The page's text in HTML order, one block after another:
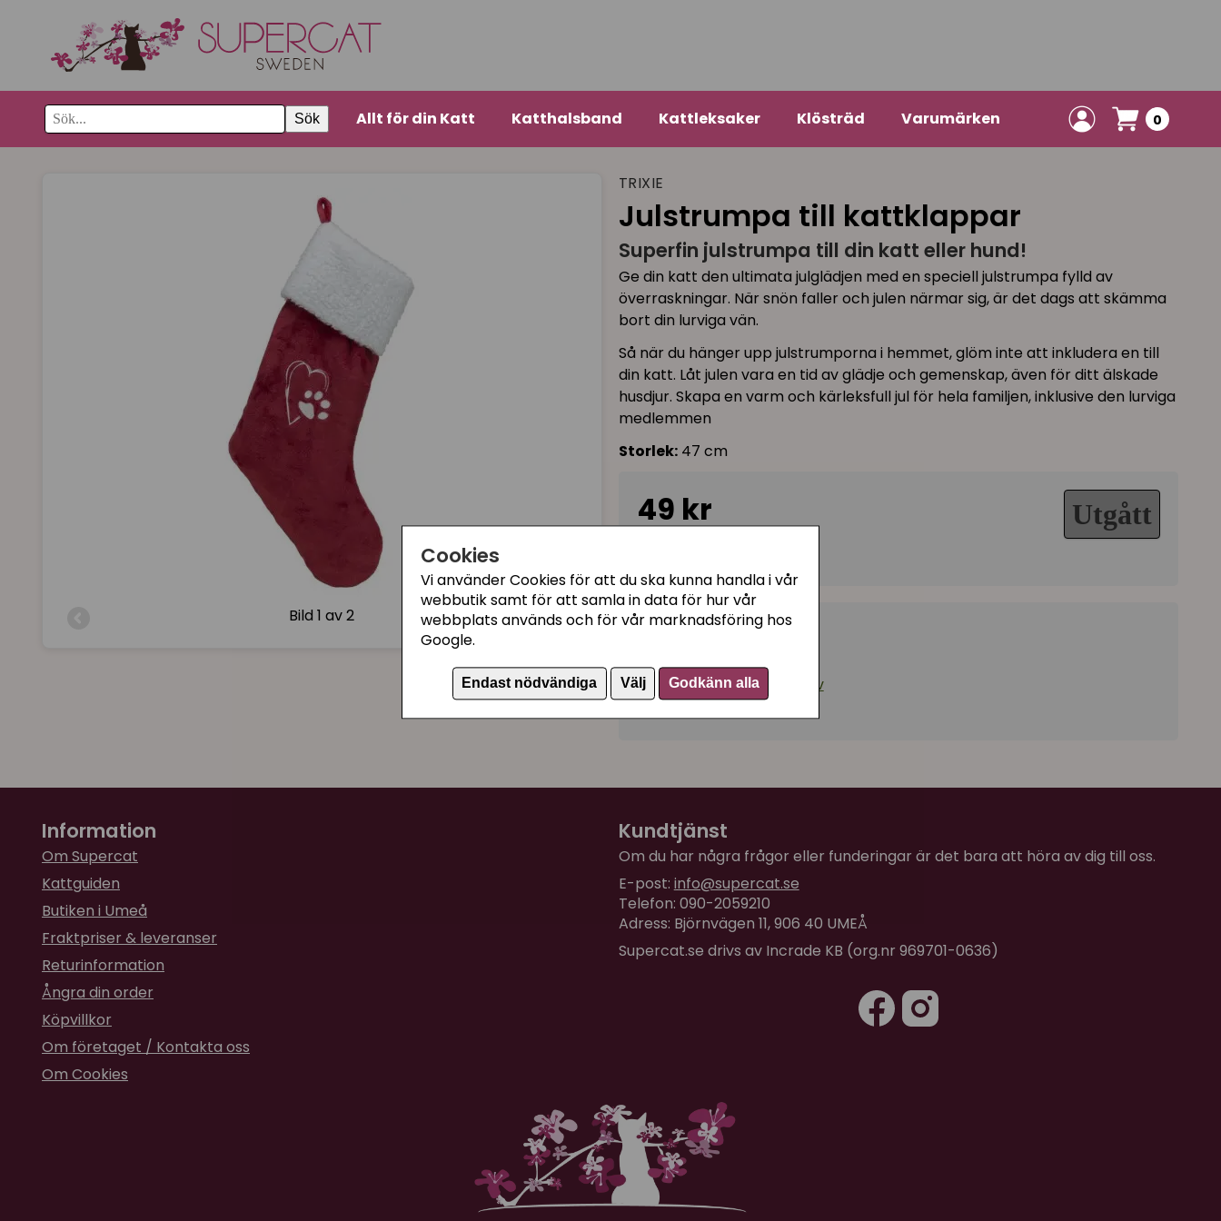
Cookies
Vi använder Cookies för att du ska kunna handla i vår
webbutik samt för att samla in data för hur vår
webbplats används och för vår marknadsföring hos
Google.
Endast nödvändiga Välj Godkänn alla
Sök Allt för din Katt Katthalsband Kattleksaker Klösträd Varumärken 0
Bild1 av 2
TRIXIE
Julstrumpa till kattklappar
Superfin julstrumpa till din katt eller hund!
Ge din katt den ultimata julglädjen med en speciell julstrumpa fylld av
överraskningar. När snön faller och julen närmar sig, är det dags att skämma
bort din lurviga vän.
Så när du hänger upp julstrumporna i hemmet, glöm inte att inkludera en till
din katt. Låt julen vara en tid av glädje och gemenskap, även för ditt älskade
husdjur. Skapa en varm och kärleksfull jul för hela familjen, inklusive den lurviga
medlemmen
Storlek:47 cm
49 kr Utgått
Kategorier:
Kattleksaker med julmotiv
Information
Om Supercat
Kattguiden
Butiken i Umeå
Fraktpriser & leveranser
Returinformation
Ångra din order
Köpvillkor
Om företaget / Kontakta oss
Om Cookies
Kundtjänst
Om du har några frågor eller funderingar är det bara att höra av dig till oss.
E-post: info@supercat.se
Telefon: 090-2059210
Adress: Björnvägen 11, 906 40 UMEÅ
Supercat.se drivs av Incrade KB (org.nr 969701-0636)